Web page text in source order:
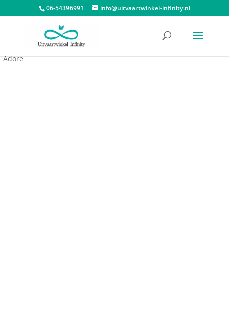
06-54396991 info@uitvaartwinkel-infinity.nl
Dieren urnen/Urn huisdier
Adore